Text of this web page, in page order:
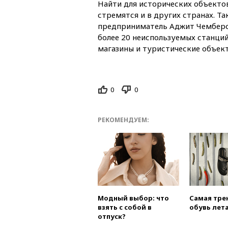
Найти для исторических
стремятся и в других странах.
предприниматель Аджит
более 20 неиспользуемых
магазины и туристические
0 0
РЕКОМЕНДУЕМ:
Модный выбор: что
взять с собой в
отпуск?
Самая
обувь